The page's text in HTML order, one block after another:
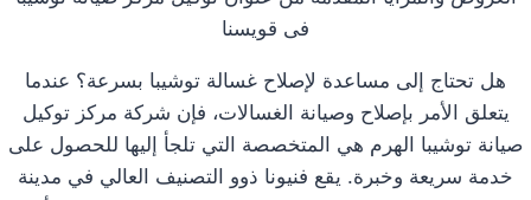
فى قويسنا
هل تحتاج إلى مساعدة لإصلاح غسالة توشيبا بسرعة؟ عندما
يتعلق الأمر بإصلاح وصيانة الغسالات، فإن شركة مركز توكيل
صيانة توشيبا الهرم هي المتخصصة التي تلجأ إليها للحصول على
خدمة سريعة وخبرة. يقع فنيونا ذوو التصنيف العالي في مدينة